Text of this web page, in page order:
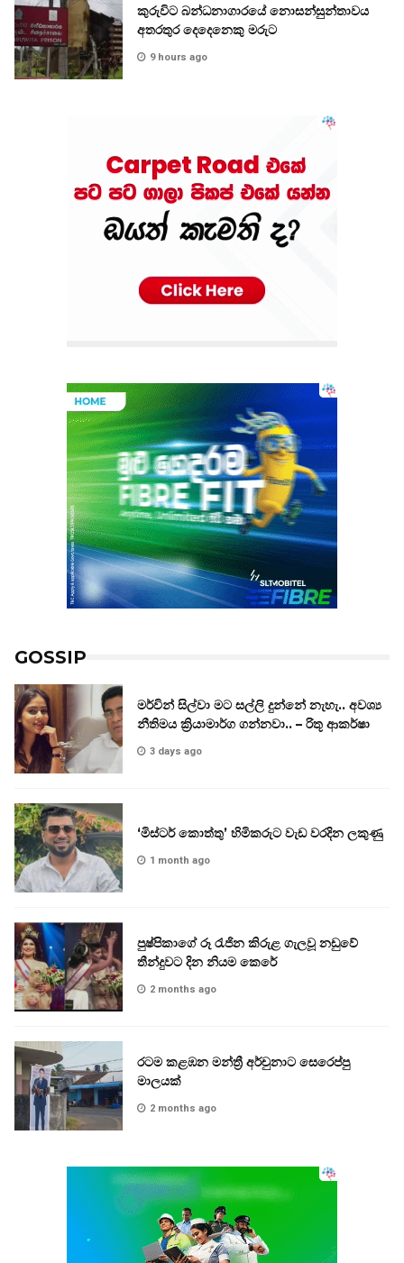
කුරුවිට බන්ධනාගාරයේ නොසන්සුන්තාවය
අතරතුර දෙදෙනෙකු මරුට
9 hours ago
GOSSIP
මර්වින් සිල්වා මට සල්ලි දුන්නේ නැහැ.. අවශ්‍ය
නීතිමය ක්‍රියාමාර්ග ගන්නවා.. – රිතූ ආකර්ෂා
3 days ago
‘මිස්ටර් කොත්තු’ හිමිකරුට වැඩ වරදින ලකුණු
1 month ago
පුෂ්පිකාගේ රූ රැජින කිරුළ ගැලවූ නඩුවේ
තීන්දුවට දින නියම කෙරේ
2 months ago
රටම කළඹන මන්ත්‍රී අර්චුනාට සෙරෙප්පු
මාලයක්
2 months ago